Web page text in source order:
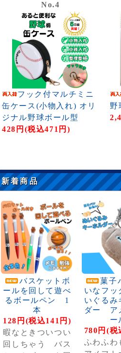
No.4
フック付マルチミニ
缶ケース(小物入れ) オリ
ジナル野球ボール型
428円(税込471円)
野
新着商品
バスケットボ
ールを回して遊べ
るボールペン 1
本
128円(税込141円)
暇なときついつい
回しちゃう バス
菓子
いなフッ
いぐるみ
ダー ア
ー
780円(税
ふわふわ